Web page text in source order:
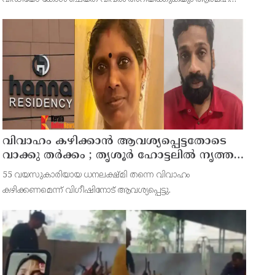
വിവാഹം കഴിക്കാന്‍ ആവശ്യപ്പെട്ടതോടെ
വാക്കു തര്‍ക്കം ; തൃശൂര്‍ ഹോട്ടലില്‍ നൃത്ത
അധ്യാപികയെ കഴുത്തുഞെരിച്ചു
കൊലപ്പെടുത്തി സുഹൃത്ത്
55 വയസുകാരിയായ ധനലക്ഷ്മി തന്നെ വിവാഹം
കഴിക്കണമെന്ന് വിഗീഷിനോട് ആവശ്യപ്പെട്ടു.